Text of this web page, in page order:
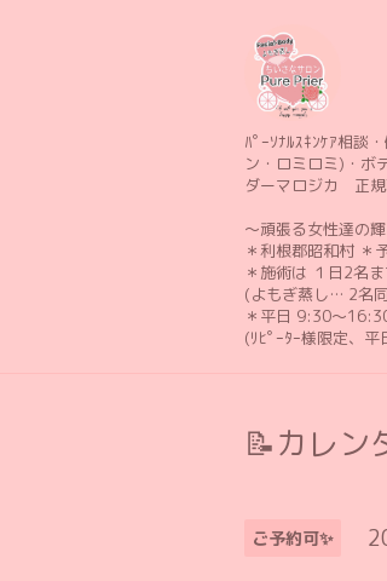
ﾊﾟｰｿﾅﾙｽｷﾝｹｱ相談
ン・ロミロミ)・ボ
ダーマロジカ 正規
〜頑張る女性達の
＊利根郡昭和村 ＊
＊施術は １日2名
(よもぎ蒸し… 2名
＊平日 9:30〜
(ﾘﾋﾟｰﾀｰ様限定、
📝カレ
ご予約可✨